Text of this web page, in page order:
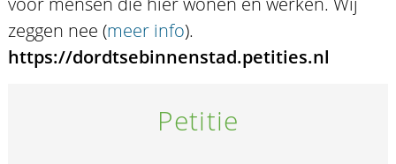
zeggen nee (meer info).
https://dordtsebinnenstad.petities.nl
Petitie